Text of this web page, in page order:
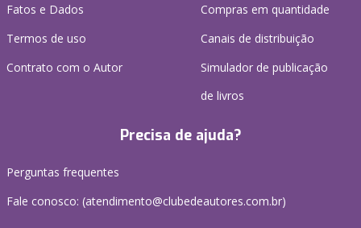
Fatos e Dados
Termos de uso
Contrato com o Autor
Compras em quantidade
Canais de distribuição
Simulador de publicação
de livros
Precisa de ajuda?
Perguntas frequentes
Fale conosco: (atendimento@clubedeautores.com.br)